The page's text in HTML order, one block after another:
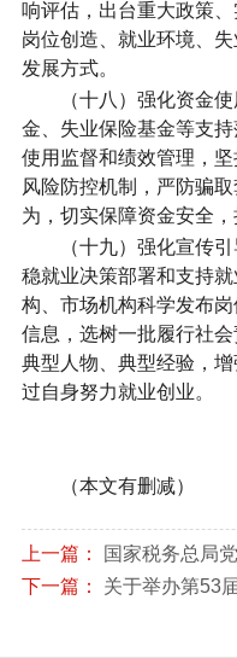
响评估，出台重大政策
岗位创造、就业环境、
发展方式。
（十八）强化资金使
金、失业保险基金等支
使用监督和绩效管理，
风险防控机制，严防骗
为，切实保障资金安全，
（十九）强化宣传引
稳就业决策部署和支持
构、市场机构科学发布
信息，选树一批履行社会
典型人物、典型经验，
过自身努力就业创业。
（本文有删减）
上一篇：
国家税务总局党委书记、局
下一篇：
关于举办第53届财税管理培训班暨